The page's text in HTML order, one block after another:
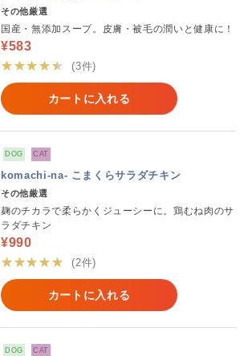
その他厳選
国産・無添加スープ。皮膚・被毛の潤いと健康に！
¥583
★★★★★
(3件)
カートに入れる
DOG CAT
komachi-na- こまくらサラダチキン
その他厳選
麹のチカラで柔らかくジューシーに。鶏むね肉のサ
ラダチキン
¥990
★★★★★
(2件)
カートに入れる
DOG CAT